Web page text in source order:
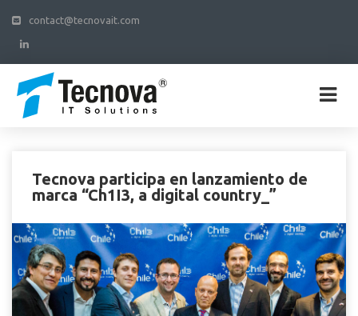
contact@tecnovait.com
Tecnova participa en lanzamiento de
marca “Ch1I3, a digital country_”